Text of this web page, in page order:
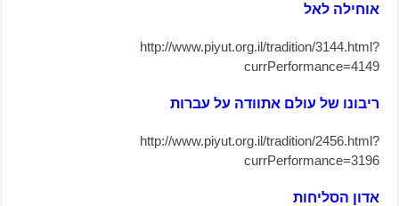
אוחילה לאל
http://www.piyut.org.il/tradition/3144.html?
currPerformance=4149
ריבונו של עולם אתוודה על עברות
http://www.piyut.org.il/tradition/2456.html?
currPerformance=3196
אדון הסליחות